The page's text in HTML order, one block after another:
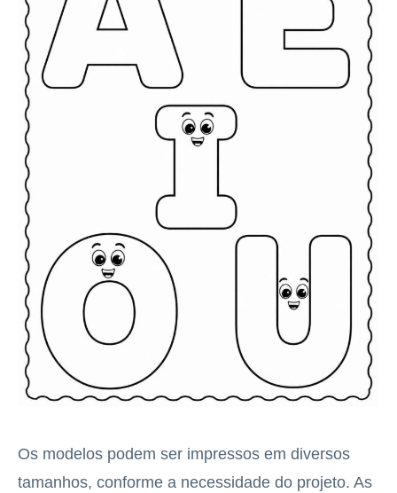
Os modelos podem ser impressos em diversos
tamanhos, conforme a necessidade do projeto. As